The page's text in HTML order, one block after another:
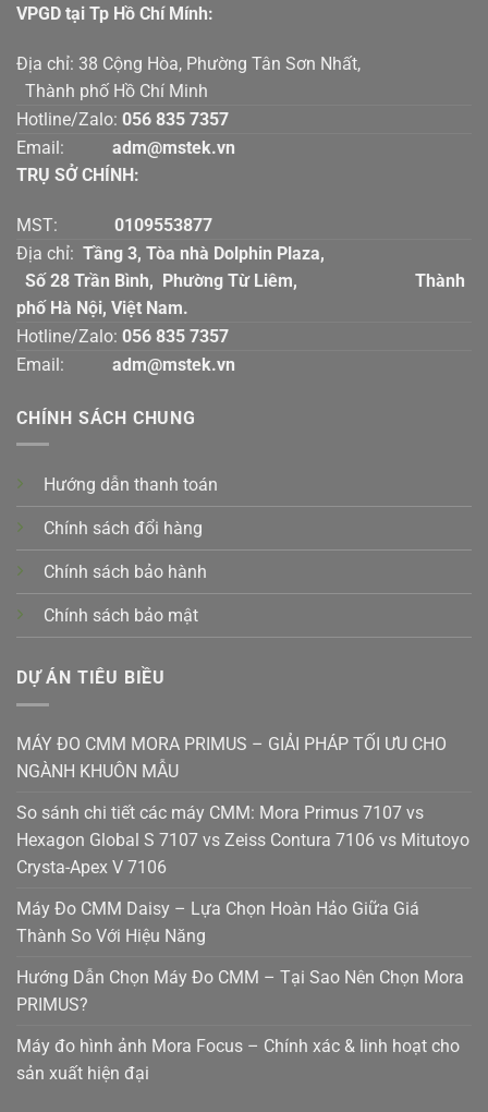
VPGD tại Tp Hồ Chí Mính:
Địa chỉ: 38 Cộng Hòa, Phường Tân Sơn Nhất,
Thành phố Hồ Chí Minh
Hotline/Zalo: 056 835 7357
Email:
adm@mstek.vn
TRỤ SỞ CHÍNH:
MST: 0109553877
Địa chỉ: Tầng 3, Tòa nhà Dolphin Plaza,
Số 28 Trần Bình, Phường Từ Liêm, Thành
phố Hà Nội, Việt Nam.
Hotline/Zalo: 056 835 7357
Email:
adm@mstek.vn
CHÍNH SÁCH CHUNG
Hướng dẫn thanh toán
Chính sách đổi hàng
Chính sách bảo hành
Chính sách bảo mật
DỰ ÁN TIÊU BIỀU
MÁY ĐO CMM MORA PRIMUS – GIẢI PHÁP TỐI ƯU CHO
NGÀNH KHUÔN MẪU
So sánh chi tiết các máy CMM: Mora Primus 7107 vs
Hexagon Global S 7107 vs Zeiss Contura 7106 vs Mitutoyo
Crysta-Apex V 7106
Máy Đo CMM Daisy – Lựa Chọn Hoàn Hảo Giữa Giá
Thành So Với Hiệu Năng
Hướng Dẫn Chọn Máy Đo CMM – Tại Sao Nên Chọn Mora
PRIMUS?
Máy đo hình ảnh Mora Focus – Chính xác & linh hoạt cho
sản xuất hiện đại